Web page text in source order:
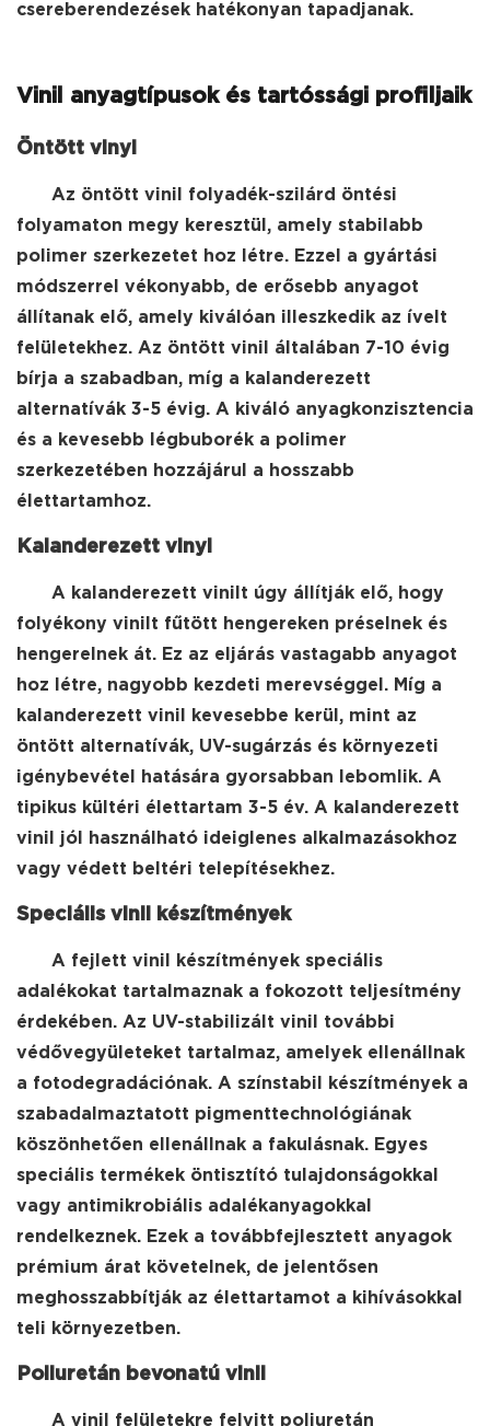
csereberendezések hatékonyan tapadjanak.
Vinil anyagtípusok és tartóssági profiljaik
Öntött vinyl
Az öntött vinil folyadék-szilárd öntési
folyamaton megy keresztül, amely stabilabb
polimer szerkezetet hoz létre. Ezzel a gyártási
módszerrel vékonyabb, de erősebb anyagot
állítanak elő, amely kiválóan illeszkedik az ívelt
felületekhez. Az öntött vinil általában 7-10 évig
bírja a szabadban, míg a kalanderezett
alternatívák 3-5 évig. A kiváló anyagkonzisztencia
és a kevesebb légbuborék a polimer
szerkezetében hozzájárul a hosszabb
élettartamhoz.
Kalanderezett vinyl
A kalanderezett vinilt úgy állítják elő, hogy
folyékony vinilt fűtött hengereken préselnek és
hengerelnek át. Ez az eljárás vastagabb anyagot
hoz létre, nagyobb kezdeti merevséggel. Míg a
kalanderezett vinil kevesebbe kerül, mint az
öntött alternatívák, UV-sugárzás és környezeti
igénybevétel hatására gyorsabban lebomlik. A
tipikus kültéri élettartam 3-5 év. A kalanderezett
vinil jól használható ideiglenes alkalmazásokhoz
vagy védett beltéri telepítésekhez.
Speciális vinil készítmények
A fejlett vinil készítmények speciális
adalékokat tartalmaznak a fokozott teljesítmény
érdekében. Az UV-stabilizált vinil további
védővegyületeket tartalmaz, amelyek ellenállnak
a fotodegradációnak. A színstabil készítmények a
szabadalmaztatott pigmenttechnológiának
köszönhetően ellenállnak a fakulásnak. Egyes
speciális termékek öntisztító tulajdonságokkal
vagy antimikrobiális adalékanyagokkal
rendelkeznek. Ezek a továbbfejlesztett anyagok
prémium árat követelnek, de jelentősen
meghosszabbítják az élettartamot a kihívásokkal
teli környezetben.
Poliuretán bevonatú vinil
A vinil felületekre felvitt poliuretán